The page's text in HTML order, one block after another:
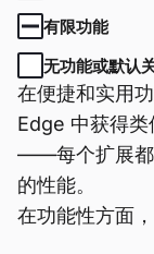
有限功能
无功能或默认
在便捷和实用
Edge 中获得
——每个扩展都
的性能。
在功能性方面